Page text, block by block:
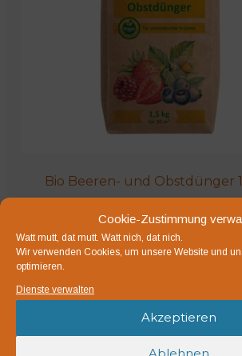
Cookie-Zustimmung
Watt mutt, dat mutt. Watt nich, dat nich.
Wir verwenden Cookies, um unsere Website und
optimieren.
Dienste verwalten
Akzeptieren
Bio Beeren- und Obstdünger
Beeren- und Obstdünger - rein